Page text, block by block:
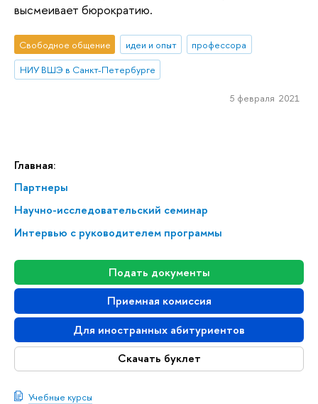
Главная:
Партнеры
Научно-исследовательский семинар
Интервью с руководителем программы
Подать документы
Приемная комиссия
Для иностранных абитуриентов
Скачать буклет
Учебные курсы
высмеивает бюрократию.
Свободное общение идеи и опыт
профессора
НИУ ВШЭ в Санкт-Петербурге
5 февраля 2021